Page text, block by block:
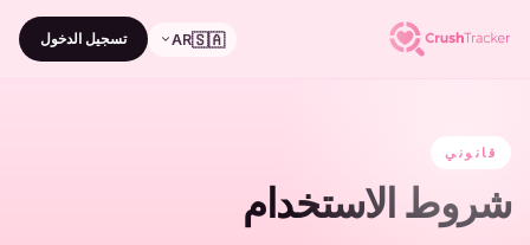
🇸🇦
AR تسجيل الدخول
قانوني
شروط الاستخدام